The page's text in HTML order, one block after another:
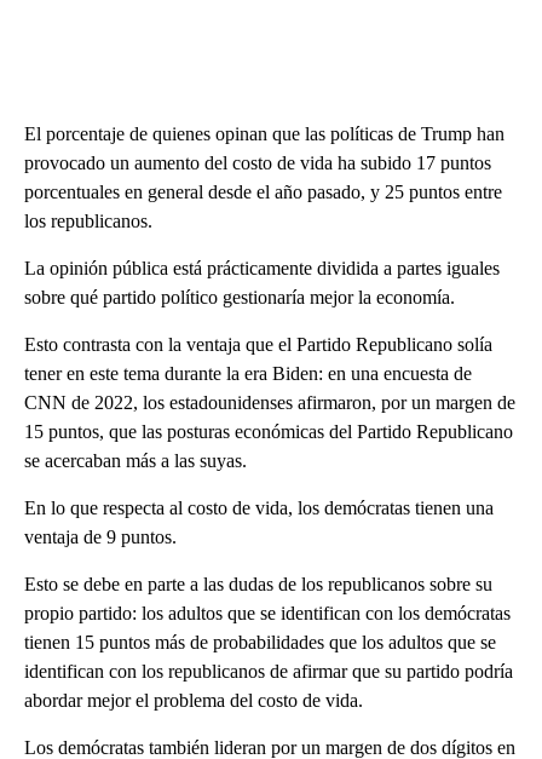
El porcentaje de quienes opinan que las políticas de Trump han
provocado un aumento del costo de vida ha subido 17 puntos
porcentuales en general desde el año pasado, y 25 puntos entre
los republicanos.
La opinión pública está prácticamente dividida a partes iguales
sobre qué partido político gestionaría mejor la economía.
Esto contrasta con la ventaja que el Partido Republicano solía
tener en este tema durante la era Biden: en una encuesta de
CNN de 2022, los estadounidenses afirmaron, por un margen de
15 puntos, que las posturas económicas del Partido Republicano
se acercaban más a las suyas.
En lo que respecta al costo de vida, los demócratas tienen una
ventaja de 9 puntos.
Esto se debe en parte a las dudas de los republicanos sobre su
propio partido: los adultos que se identifican con los demócratas
tienen 15 puntos más de probabilidades que los adultos que se
identifican con los republicanos de afirmar que su partido podría
abordar mejor el problema del costo de vida.
Los demócratas también lideran por un margen de dos dígitos en